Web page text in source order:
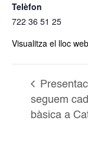
Telèfon
722 36 51 25
Visualitza el lloc
seguem
bàsica a